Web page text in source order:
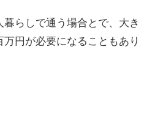
らしで通う場合とで、大き
円が必要になることもあり